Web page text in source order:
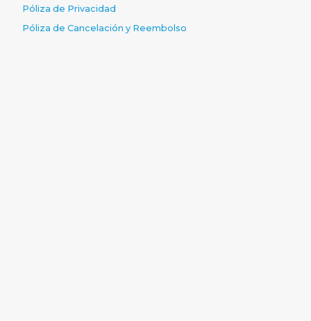
Póliza de Privacidad
Póliza de Cancelación y Reembolso